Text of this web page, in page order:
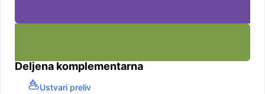
Deljena komplementarna
Ustvari preliv